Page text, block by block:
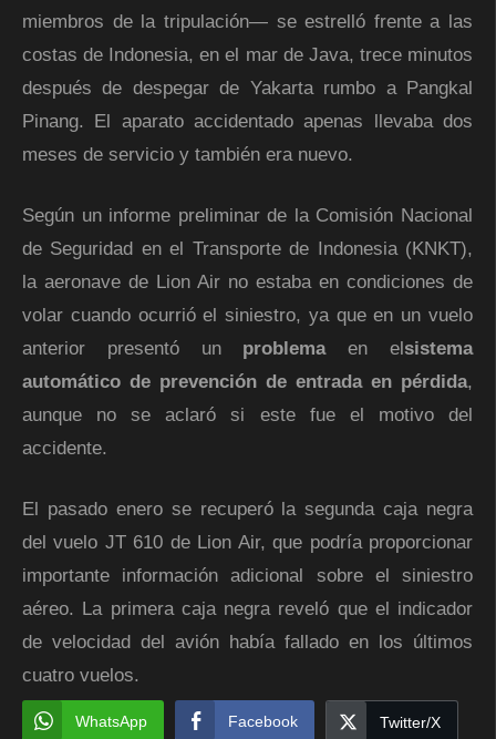
miembros de la tripulación— se estrelló frente a las
costas de Indonesia, en el mar de Java, trece minutos
después de despegar de Yakarta rumbo a Pangkal
Pinang. El aparato accidentado apenas llevaba dos
meses de servicio y también era nuevo.
Según un informe preliminar de la Comisión Nacional
de Seguridad en el Transporte de Indonesia (KNKT),
la aeronave de Lion Air no estaba en condiciones de
volar cuando ocurrió el siniestro, ya que en un vuelo
anterior presentó un problemaen elsistema
automático de prevención de entrada en pérdida,
aunque no se aclaró si este fue el motivo del
accidente.
El pasado enero se recuperó la segunda caja negra
del vuelo JT 610 de Lion Air, que podría proporcionar
importante información adicional sobre el siniestro
aéreo. La primera caja negra reveló que el indicador
de velocidad del avión había fallado en los últimos
cuatro vuelos.
WhatsApp Facebook Twitter/X